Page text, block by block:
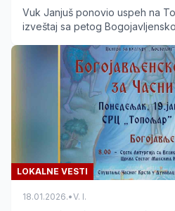
Vuk Janjuš ponovio uspeh na
izveštaj sa petog
LOKALNE VESTI
18.01.2026.•V. I.